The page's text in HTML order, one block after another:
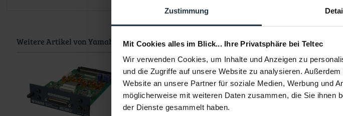
Zustimmung
Mit Cookies alles im Blick... Ihre Privatsphäre bei Teltec
Wir verwenden Cookies, um Inhalte und Anzeigen zu
und die Zugriffe auf unsere Website zu analysieren.
Website an unsere Partner für soziale Medien, Werbung und
möglicherweise mit weiteren Daten zusammen, die Sie ihnen
der Dienste gesammelt haben.
Weitere Artikel von Yamaha ansehen